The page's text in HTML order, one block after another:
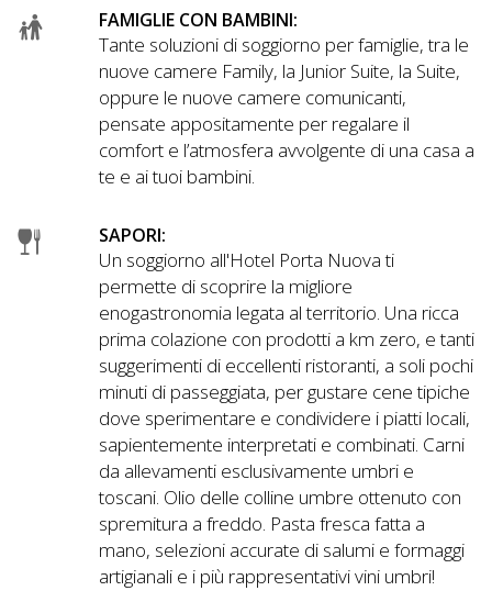
INFO
DOG
CHIEDI
CODICE
SCONTO
Video
Tutorial
Lavora
Inserisci
FAMIGLIE CON BAMBINI:
Tante soluzioni di soggiorno per famiglie, tra le
nuove camere Family, la Junior Suite, la Suite,
oppure le nuove camere comunicanti,
pensate appositamente per regalare il
comfort e l’atmosfera avvolgente di una casa a
te e ai tuoi bambini.
SAPORI:
Un soggiorno all'Hotel Porta Nuova ti
permette di scoprire la migliore
enogastronomia legata al territorio. Una ricca
prima colazione con prodotti a km zero, e tanti
suggerimenti di eccellenti ristoranti, a soli pochi
minuti di passeggiata, per gustare cene tipiche
dove sperimentare e condividere i piatti locali,
sapientemente interpretati e combinati. Carni
da allevamenti esclusivamente umbri e
toscani. Olio delle colline umbre ottenuto con
spremitura a freddo. Pasta fresca fatta a
mano, selezioni accurate di salumi e formaggi
artigianali e i più rappresentativi vini umbri!